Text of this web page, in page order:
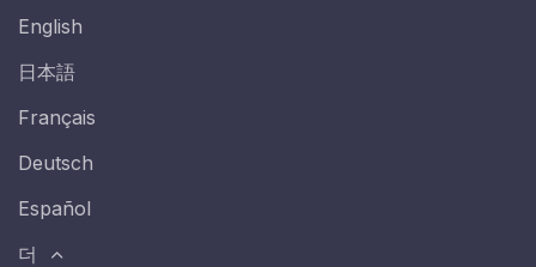
English
日本語
Français
Deutsch
Español
더